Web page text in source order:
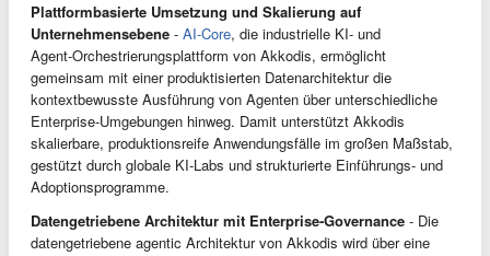
Plattformbasierte Umsetzung und Skalierung auf
Unternehmensebene - AI-Core, die industrielle KI‑ und
Agent‑Orchestrierungsplattform von Akkodis, ermöglicht
gemeinsam mit einer produktisierten Datenarchitektur die
kontextbewusste Ausführung von Agenten über unterschiedliche
Enterprise‑Umgebungen hinweg. Damit unterstützt Akkodis
skalierbare, produktionsreife Anwendungsfälle im großen Maßstab,
gestützt durch globale KI‑Labs und strukturierte Einführungs‑ und
Adoptionsprogramme.
Datengetriebene Architektur mit Enterprise‑Governance - Die
datengetriebene agentic Architektur von Akkodis wird über eine